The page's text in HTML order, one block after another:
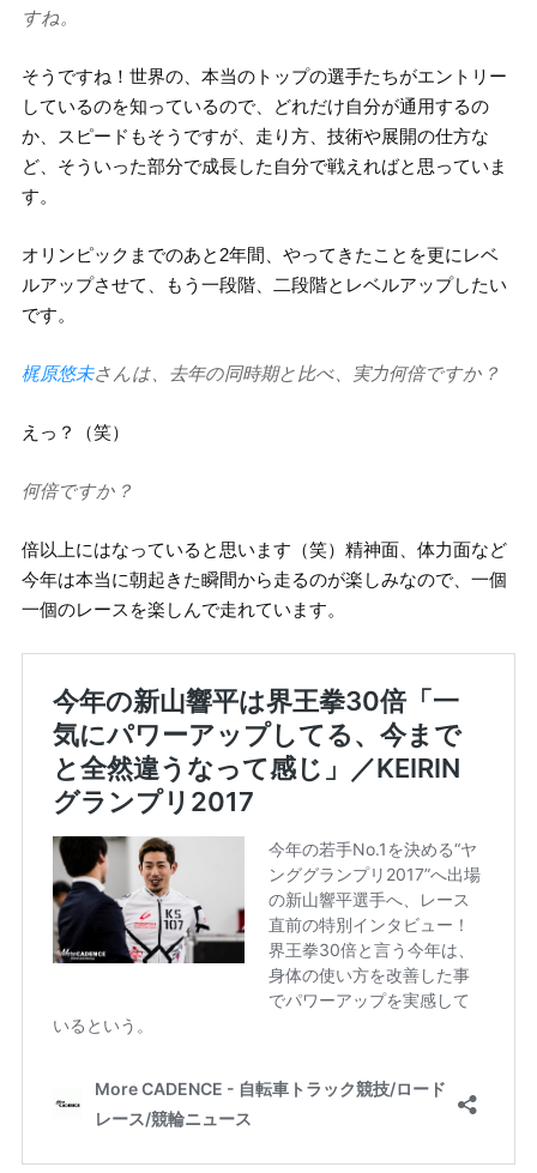
すね。
そうですね！世界の、本当のトップの選手たちがエントリー
しているのを知っているので、どれだけ自分が通用するの
か、スピードもそうですが、走り方、技術や展開の仕方な
ど、そういった部分で成長した自分で戦えればと思っていま
す。
オリンピックまでのあと2年間、やってきたことを更にレベ
ルアップさせて、もう一段階、二段階とレベルアップしたい
です。
梶原悠未さんは、去年の同時期と比べ、実力何倍ですか？
えっ？（笑）
何倍ですか？
倍以上にはなっていると思います（笑）精神面、体力面など
今年は本当に朝起きた瞬間から走るのが楽しみなので、一個
一個のレースを楽しんで走れています。